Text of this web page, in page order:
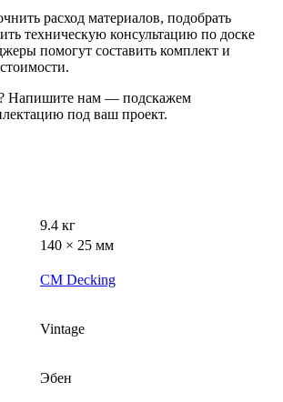
расход материалов, подобрать
техническую консультацию по доске
помогут составить комплект и
Напишите нам — подскажем
под ваш проект.
9.4 кг
140 × 25 мм
CM Decking
Vintage
Эбен